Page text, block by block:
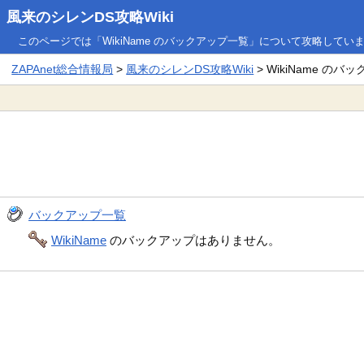
風来のシレンDS攻略Wiki
このページでは「WikiName のバックアップ一覧」について攻略していま
ZAPAnet総合情報局 > 風来のシレンDS攻略Wiki > WikiName のバッ
バックアップ一覧
WikiName のバックアップはありません。